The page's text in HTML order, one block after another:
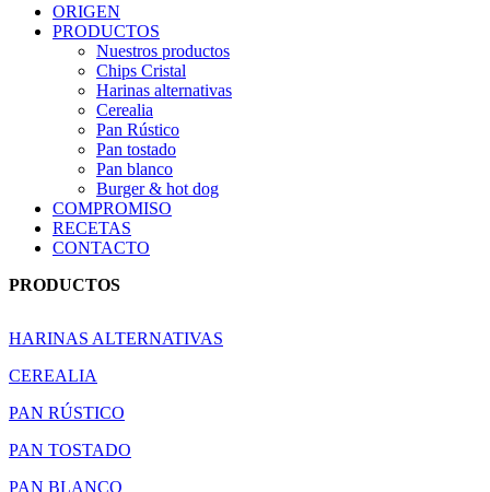
ORIGEN
PRODUCTOS
Nuestros productos
Chips Cristal
Harinas alternativas
Cerealia
Pan Rústico
Pan tostado
Pan blanco
Burger & hot dog
COMPROMISO
RECETAS
CONTACTO
PRODUCTOS
HARINAS ALTERNATIVAS
CEREALIA
PAN RÚSTICO
PAN TOSTADO
PAN BLANCO